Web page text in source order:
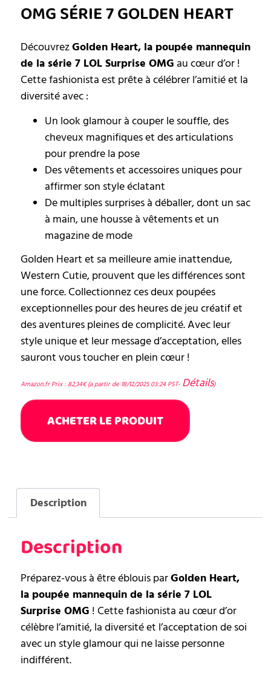
OMG SÉRIE 7 GOLDEN HEART
DécouvrezGolden Heart, la poupée mannequin
de la série 7 LOL Surprise OMG au cœur d’or !
Cette fashionista est prête à célébrer l’amitié et la
diversité avec :
Un look glamour à couper le souffle, des
cheveux magnifiques et des articulations
pour prendre la pose
Des vêtements et accessoires uniques pour
affirmer son style éclatant
De multiples surprises à déballer, dont un sac
à main, une housse à vêtements et un
magazine de mode
Golden Heart et sa meilleure amie inattendue,
Western Cutie, prouvent que les différences sont
une force. Collectionnez ces deux poupées
exceptionnelles pour des heures de jeu créatif et
des aventures pleines de complicité. Avec leur
style unique et leur message d’acceptation, elles
sauront vous toucher en plein cœur !
Amazon.fr Prix : 82,34€(a partir de 18/12/2025 03:24 PST- Détails)
ACHETER LE PRODUIT
Description
Description
Préparez-vous à être éblouis parGolden Heart,
la poupée mannequin de la série 7 LOL
Surprise OMG ! Cette fashionista au cœur d’or
célèbre l’amitié, la diversité et l’acceptation de soi
avec un style glamour qui ne laisse personne
indifférent.